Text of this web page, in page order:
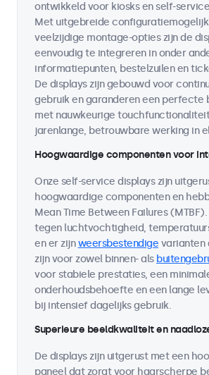
ontwikkeld voor kiosks en self-
Met uitgebreide
veelzijdige montage-opties zijn de
eenvoudig te integreren in onder
informatiepunten, bestelzuilen en
De displays zijn gebouwd voor
gebruik en garanderen een perfecte
met nauwkeurige
jarenlange, betrouwbare werking in
Hoogwaardige componenten voor
Onze self-service displays zijn
hoogwaardige componenten en
Mean Time Between Failures
tegen luchtvochtigheid,
en er zijnweersbestendige varianten
zijn voor zowel binnen- als
voor stabiele prestaties, een
onderhoudsbehoefte en een lange
bij intensief dagelijks gebruik.
Superieure beeldkwaliteit en
De displays zijn uitgerust met een
paneel dat zorgt voor haarscherpe